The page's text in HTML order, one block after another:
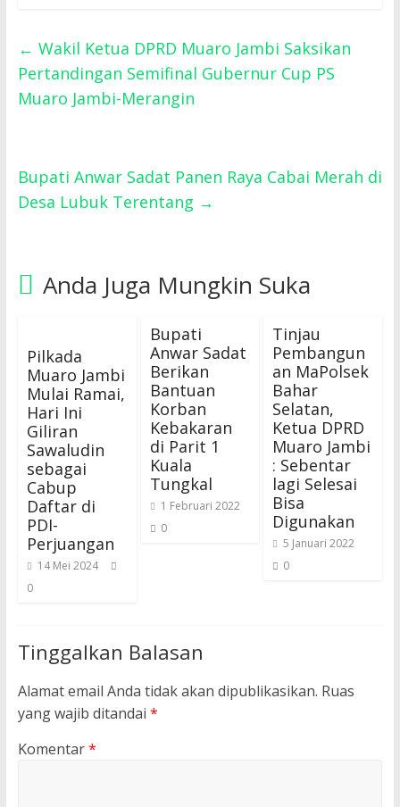
← Wakil Ketua DPRD Muaro Jambi Saksikan
Pertandingan Semifinal Gubernur Cup PS
Muaro Jambi-Merangin
Bupati Anwar Sadat Panen Raya Cabai Merah di
Desa Lubuk Terentang →
Anda Juga Mungkin Suka
Pilkada
Muaro Jambi
Mulai Ramai,
Hari Ini
Giliran
Sawaludin
sebagai
Cabup
Daftar di
PDI-
Perjuangan
14 Mei 2024
0
Bupati
Anwar Sadat
Berikan
Bantuan
Korban
Kebakaran
di Parit 1
Kuala
Tungkal
1 Februari 2022
0
Tinjau
Pembangun
an MaPolsek
Bahar
Selatan,
Ketua DPRD
Muaro Jambi
: Sebentar
lagi Selesai
Bisa
Digunakan
5 Januari 2022
0
Tinggalkan Balasan
Alamat email Anda tidak akan dipublikasikan. Ruas
yang wajib ditandai *
Komentar*